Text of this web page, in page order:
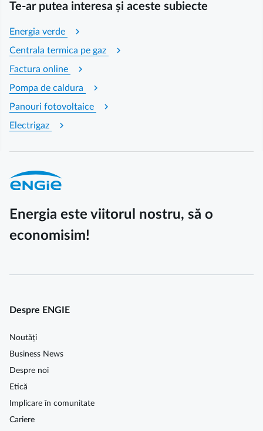
Te-ar putea interesa și aceste subiecte
Energia verde chevron_right
Centrala termica pe gaz chevron_right
Factura online chevron_right
Pompa de caldura chevron_right
Panouri fotovoltaice chevron_right
Electrigaz chevron_right
Energia este viitorul nostru, să o
economisim!
Despre ENGIE
Noutăți
Business News
Despre noi
Etică
Implicare în comunitate
Cariere